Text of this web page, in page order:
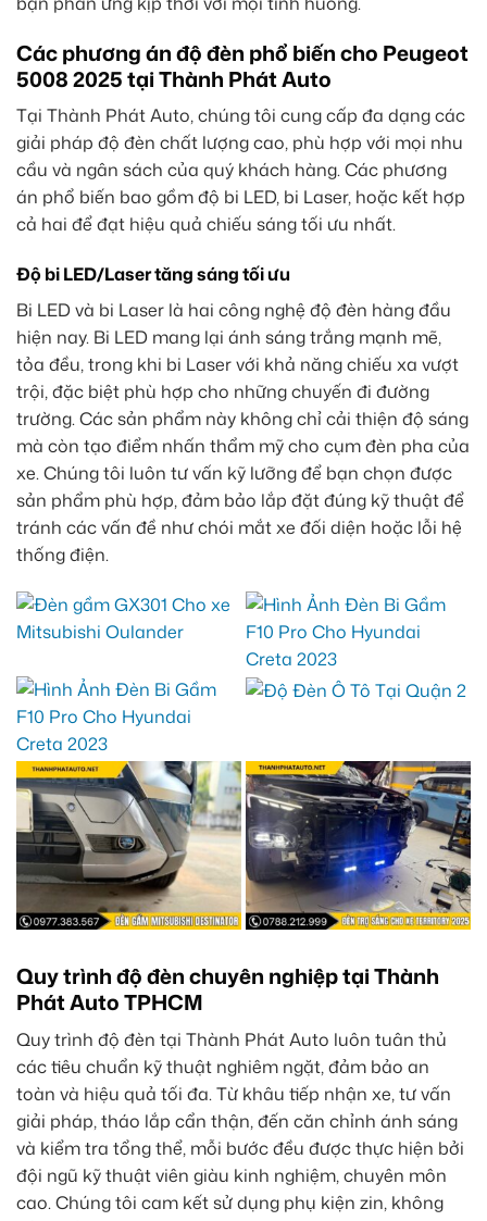
Các phương án độ đèn phổ biến cho Peugeot
5008 2025 tại Thành Phát Auto
Tại Thành Phát Auto, chúng tôi cung cấp đa dạng các
giải pháp độ đèn chất lượng cao, phù hợp với mọi nhu
cầu và ngân sách của quý khách hàng. Các phương
án phổ biến bao gồm độ bi LED, bi Laser, hoặc kết hợp
cả hai để đạt hiệu quả chiếu sáng tối ưu nhất.
Độ bi LED/Laser tăng sáng tối ưu
Bi LED và bi Laser là hai công nghệ độ đèn hàng đầu
hiện nay. Bi LED mang lại ánh sáng trắng mạnh mẽ,
tỏa đều, trong khi bi Laser với khả năng chiếu xa vượt
trội, đặc biệt phù hợp cho những chuyến đi đường
trường. Các sản phẩm này không chỉ cải thiện độ sáng
mà còn tạo điểm nhấn thẩm mỹ cho cụm đèn pha của
xe. Chúng tôi luôn tư vấn kỹ lưỡng để bạn chọn được
sản phẩm phù hợp, đảm bảo lắp đặt đúng kỹ thuật để
tránh các vấn đề như chói mắt xe đối diện hoặc lỗi hệ
thống điện.
Quy trình độ đèn chuyên nghiệp tại Thành
Phát Auto TPHCM
Quy trình độ đèn tại Thành Phát Auto luôn tuân thủ
các tiêu chuẩn kỹ thuật nghiêm ngặt, đảm bảo an
toàn và hiệu quả tối đa. Từ khâu tiếp nhận xe, tư vấn
giải pháp, tháo lắp cẩn thận, đến căn chỉnh ánh sáng
và kiểm tra tổng thể, mỗi bước đều được thực hiện bởi
đội ngũ kỹ thuật viên giàu kinh nghiệm, chuyên môn
cao. Chúng tôi cam kết sử dụng phụ kiện zin, không